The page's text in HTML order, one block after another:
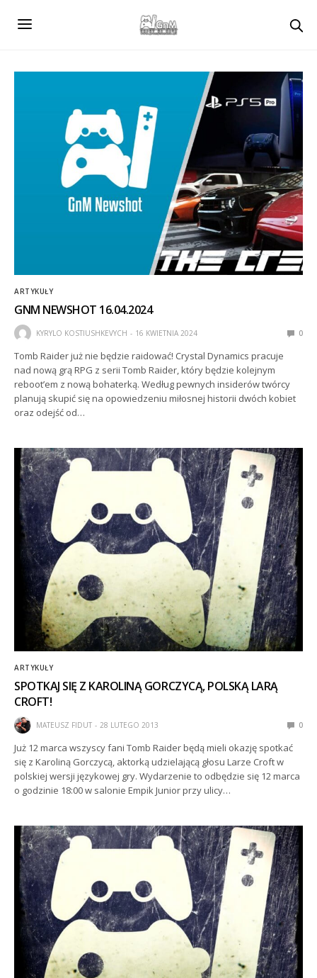
ARTYKUŁY
GNM NEWSHOT 16.04.2024
KYRYLO KOSTIUSHKEVYCH 16 KWIETNIA 2024 0
Tomb Raider już nie będzie raidować! Crystal Dynamics pracuje
nad nową grą RPG z serii Tomb Raider, który będzie kolejnym
reboot’em z nową bohaterką. Według pewnych insiderów twórcy
planują skupić się na opowiedzeniu miłosnej historii dwóch kobiet
oraz odejść od…
ARTYKUŁY
SPOTKAJ SIĘ Z KAROLINĄ GORCZYCĄ, POLSKĄ LARĄ
CROFT!
MATEUSZ FIDUT 28 LUTEGO 2013 0
Już 12 marca wszyscy fani Tomb Raider będą mieli okazję spotkać
się z Karoliną Gorczycą, aktorką udzielającą głosu Larze Croft w
polskiej wersji językowej gry. Wydarzenie to odbędzie się 12 marca
o godzinie 18:00 w salonie Empik Junior przy ulicy…